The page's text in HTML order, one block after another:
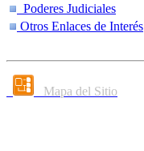
Poderes Judiciales
Otros Enlaces de Interés
Mapa del Sitio